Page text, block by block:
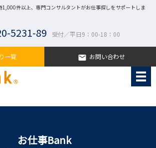
1,000件以上、専門コンサルタントがお仕事探しをサポートしま
5231-89 受付／平日9：00-18：00
一覧 email お問い合わせ
お仕事Bank